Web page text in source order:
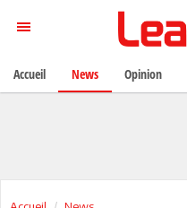
Accueil News Opinion